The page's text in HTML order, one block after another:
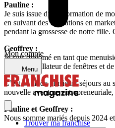
Mon compte
Menu
Trouver ma franchise
Pauline :
Je suis issue d’une formation de
en suivant des formations en
pendant la grossesse de notre
Geoffrey :
Je suis diplômé en tant que
tant qu’installateur de fenêtres et
C’est au fil de plusieurs séjours
nouvelle aventure
Pauline et Geoffrey :
Nous somme mariés depuis 2024